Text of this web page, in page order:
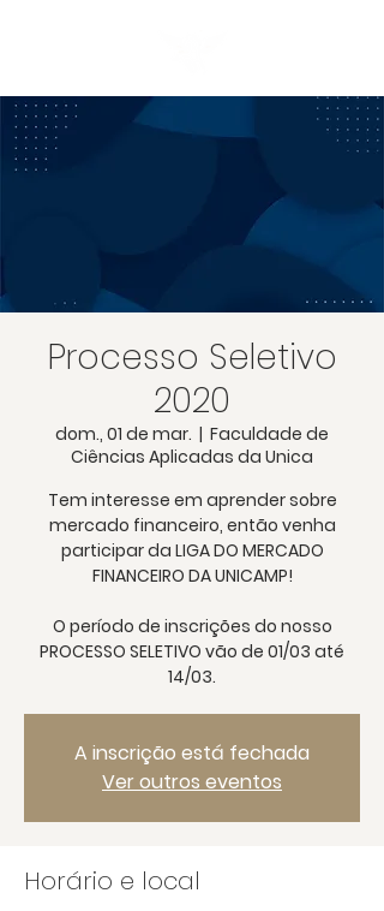
Processo Seletivo
2020
dom., 01 de mar.
  |
Faculdade de
Ciências Aplicadas da Unica
Tem interesse em aprender sobre
mercado financeiro, então venha
participar da LIGA DO MERCADO
FINANCEIRO DA UNICAMP!
O período de inscrições do nosso
PROCESSO SELETIVO vão de 01/03 até
14/03.
A inscrição está fechada
Ver outros eventos
Horário e local